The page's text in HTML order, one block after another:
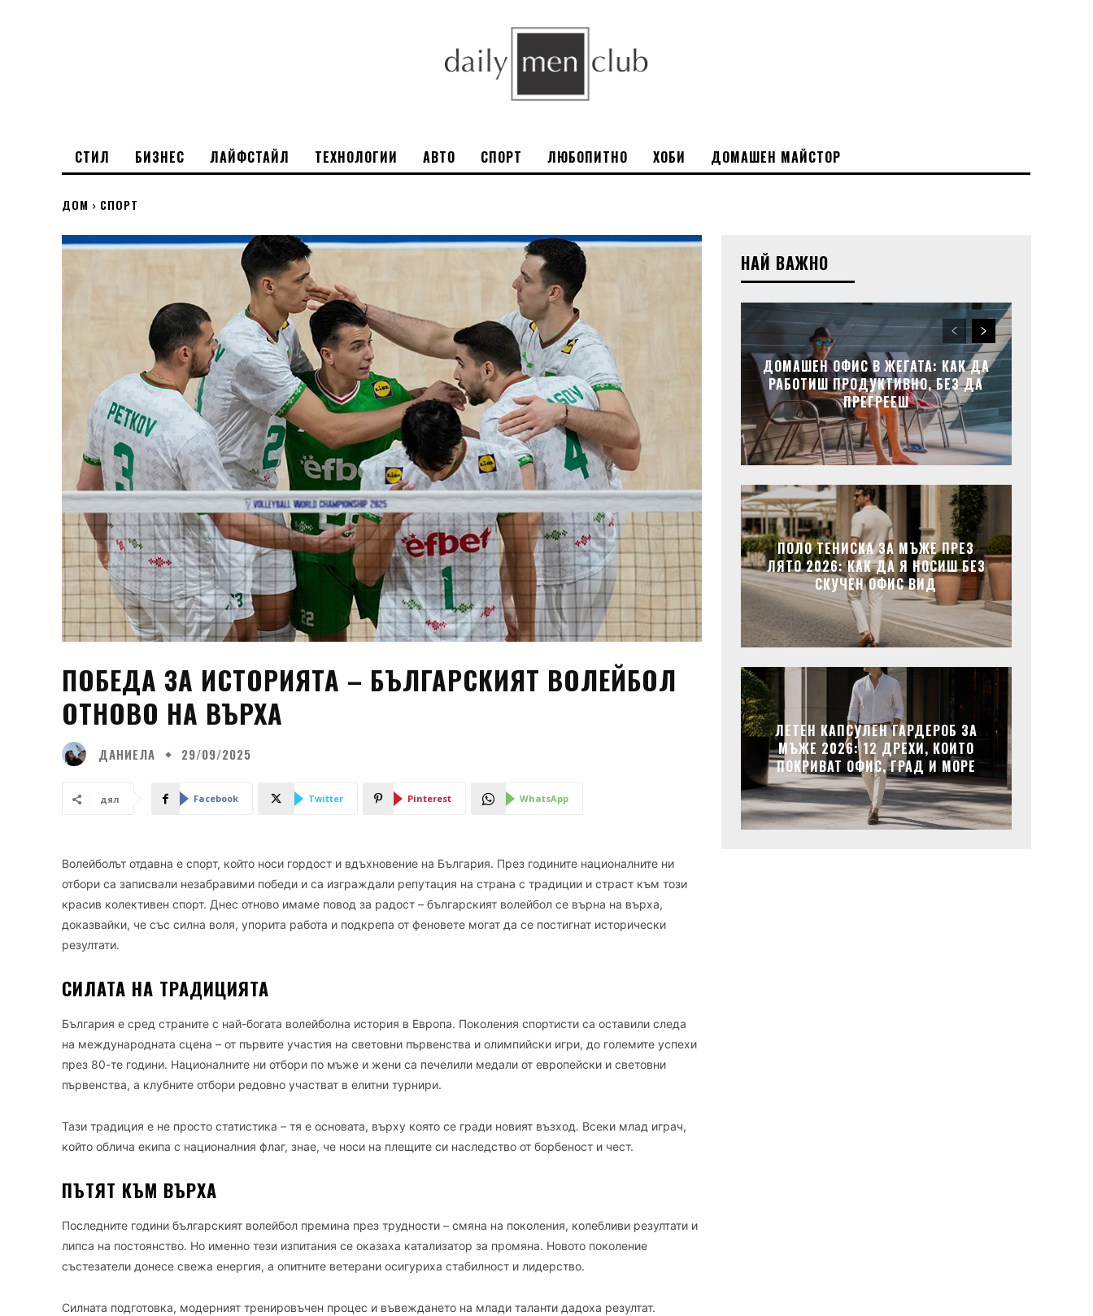
СТИЛ БИЗНЕС ЛАЙФСТАЙЛ ТЕХНОЛОГИИ АВТО СПОРТ ЛЮБОПИТНО ХОБИ ДОМАШЕН МАЙСТОР
ДОМ СПОРТ
ПОБЕДА ЗА ИСТОРИЯТА – БЪЛГАРСКИЯТ ВОЛЕЙБОЛ
ОТНОВО НА ВЪРХА
ДАНИЕЛА 29/09/2025
дял Facebook Twitter Pinterest WhatsApp
Волейболът отдавна е спорт, който носи гордост и вдъхновение на България. През годините националните ни
отбори са записвали незабравими победи и са изграждали репутация на страна с традиции и страст към този
красив колективен спорт. Днес отново имаме повод за радост – българският волейбол се върна на върха,
доказвайки, че със силна воля, упорита работа и подкрепа от феновете могат да се постигнат исторически
резултати.
СИЛАТА НА ТРАДИЦИЯТА
България е сред страните с най-богата волейболна история в Европа. Поколения спортисти са оставили следа
на международната сцена – от първите участия на световни първенства и олимпийски игри, до големите успехи
през 80-те години. Националните ни отбори по мъже и жени са печелили медали от европейски и световни
първенства, а клубните отбори редовно участват в елитни турнири.
Тази традиция е не просто статистика – тя е основата, върху която се гради новият възход. Всеки млад играч,
който облича екипа с националния флаг, знае, че носи на плещите си наследство от борбеност и чест.
ПЪТЯТ КЪМ ВЪРХА
Последните години българският волейбол премина през трудности – смяна на поколения, колебливи резултати и
липса на постоянство. Но именно тези изпитания се оказаха катализатор за промяна. Новото поколение
състезатели донесе свежа енергия, а опитните ветерани осигуриха стабилност и лидерство.
Силната подготовка, модерният тренировъчен процес и въвеждането на млади таланти дадоха резултат.
НАЙ ВАЖНО
ДОМАШЕН ОФИС В ЖЕГАТА: КАК ДА
РАБОТИШ ПРОДУКТИВНО, БЕЗ ДА
ПРЕГРЕЕШ
ПОЛО ТЕНИСКА ЗА МЪЖЕ ПРЕЗ
ЛЯТО 2026: КАК ДА Я НОСИШ БЕЗ
СКУЧЕН ОФИС ВИД
ЛЕТЕН КАПСУЛЕН ГАРДЕРОБ ЗА
МЪЖЕ 2026: 12 ДРЕХИ, КОИТО
ПОКРИВАТ ОФИС, ГРАД И МОРЕ